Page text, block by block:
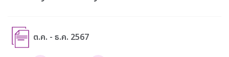
ต.ค. - ธ.ค. 2567